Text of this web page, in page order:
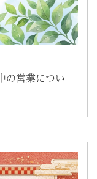
の営業につい